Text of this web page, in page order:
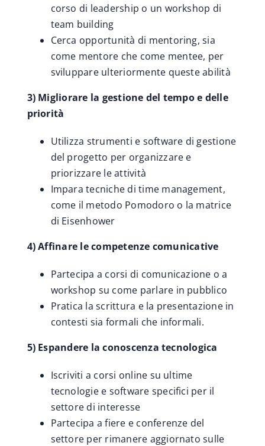
corso di leadership o un workshop di
team building
Cerca opportunità di mentoring, sia
come mentore che come mentee, per
sviluppare ulteriormente queste abilità
3) Migliorare la gestione del tempo e delle
priorità
Utilizza strumenti e software di gestione
del progetto per organizzare e
priorizzare le attività
Impara tecniche di time management,
come il metodo Pomodoro o la matrice
di Eisenhower
4) Affinare le competenze comunicative
Partecipa a corsi di comunicazione o a
workshop su come parlare in pubblico
Pratica la scrittura e la presentazione in
contesti sia formali che informali.
5) Espandere la conoscenza tecnologica
Iscriviti a corsi online su ultime
tecnologie e software specifici per il
settore di interesse
Partecipa a fiere e conferenze del
settore per rimanere aggiornato sulle